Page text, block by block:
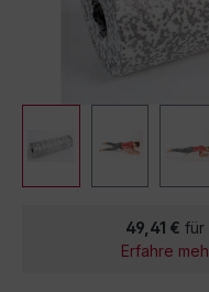
49,41 € für
Erfahre